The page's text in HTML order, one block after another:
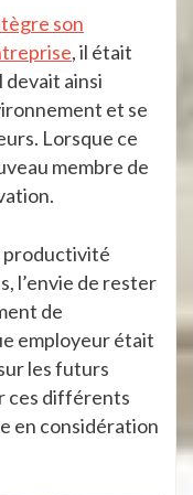
son
, il était
devait ainsi
et se
Lorsque ce
membre de
productivité
l’envie de rester
de
employeur était
les futurs
ces différents
en considération